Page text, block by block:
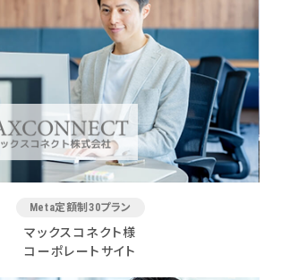
Meta定額制30プラン
マックスコネクト様
コーポレートサイト